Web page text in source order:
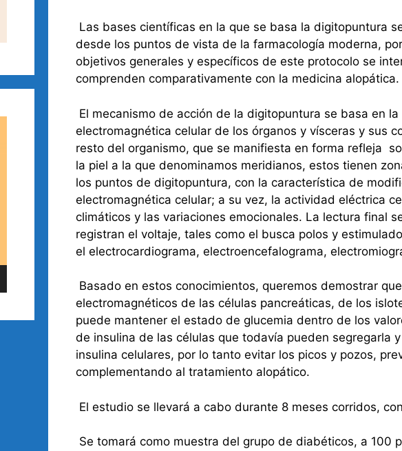
Las bases científicas en la que se basa la digitopuntura
desde los puntos de vista de la farmacología moderna,
objetivos generales y específicos de este protocolo se
comprenden comparativamente con la medicina alopática.
El mecanismo de acción de la digitopuntura se basa en la
electromagnética celular de los órganos y vísceras y sus
resto del organismo, que se manifiesta en forma refleja
la piel a la que denominamos meridianos, estos tienen
los puntos de digitopuntura, con la característica de
electromagnética celular; a su vez, la actividad eléctrica
climáticos y las variaciones emocionales. La lectura final
registran el voltaje, tales como el busca polos y
el electrocardiograma, electroencefalograma,
Basado en estos conocimientos, queremos demostrar
electromagnéticos de las células pancreáticas, de los
puede mantener el estado de glucemia dentro de los
de insulina de las células que todavía pueden segregarla
insulina celulares, por lo tanto evitar los picos y pozos,
complementando al tratamiento alopático.
El estudio se llevará a cabo durante 8 meses corridos,
Se tomará como muestra del grupo de diabéticos, a 100